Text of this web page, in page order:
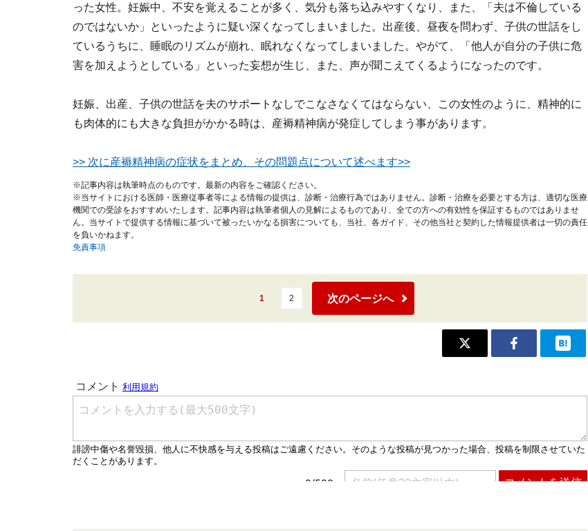
った女性。妊娠中、不安を覚えることが多く、気分も落ち込みやすくなり、また、「夫は不倫している
のではないか」といったように疑い深くなってしまいました。出産後、昼夜を問わず、子供の世話をし
ているうちに、睡眠のリズムが崩れ、眠れなくなってしまいました。やがて、「他人が自分の子供に危
害を加えようとしている」といった妄想が生じ、また、声が聞こえてくるようになったのです。
妊娠、出産、子供の世話を夫のサポートなしでこなさなくてはならない、この女性のように、精神的に
も肉体的にも大きな負担がかかる時は、産褥精神病が発症してしまう事があります。
>> 次に産褥精神病の症状をまとめ、その問題点について述べます>>
※記事内容は執筆時点のものです。最新の内容をご確認ください。
※当サイトにおける医師・医療従事者等による情報の提供は、診断・治療行為ではありません。診断・治療を必要とする方は、適切な医療
機関での受診をおすすめいたします。記事内容は執筆者個人の見解によるものであり、全ての方への有効性を保証するものではありませ
ん。当サイトで提供する情報に基づいて被ったいかなる損害についても、当社、各ガイド、その他当社と契約した情報提供者は一切の責任
を負いかねます。
免責事項
1 2 次のページへ